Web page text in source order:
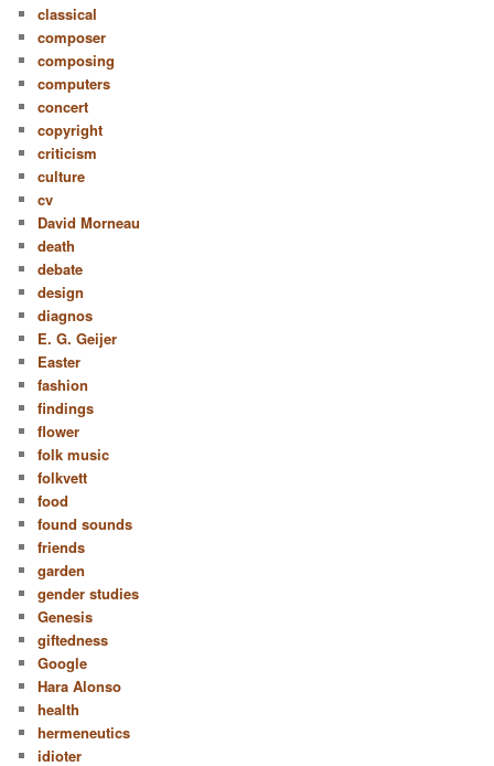
classical
composer
composing
computers
concert
copyright
criticism
culture
cv
David Morneau
death
debate
design
diagnos
E. G. Geijer
Easter
fashion
findings
flower
folk music
folkvett
food
found sounds
friends
garden
gender studies
Genesis
giftedness
Google
Hara Alonso
health
hermeneutics
idioter